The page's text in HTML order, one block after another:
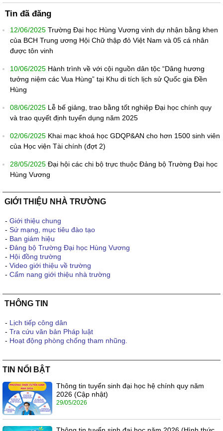
Tin đã đăng
12/06/2025 Trường Đại học Hùng Vương vinh dự nhận bằng khen
của BCH Trung ương Hội Chữ thập đỏ Việt Nam và 05 cá nhân
được tôn vinh
10/06/2025 Hành trình về với cội nguồn dân tộc “Dâng hương
tưởng niệm các Vua Hùng” tại Khu di tích lịch sử Quốc gia Đền
Hùng
08/06/2025 Lễ bế giảng, trao bằng tốt nghiệp Đại học chính quy
và trao quyết định tuyển dụng năm 2025
02/06/2025 Khai mạc khoá học GDQP&AN cho hơn 1500 sinh viên
của Học viện Tài chính (đợt 2)
28/05/2025 Đại hội các chi bộ trực thuộc Đảng bộ Trường Đại học
Hùng Vương
GIỚI THIỆU NHÀ TRƯỜNG
- Giới thiệu chung
- Sứ mạng, mục tiêu đào tạo
- Ban giám hiệu
- Đảng bộ Trường Đại học Hùng Vương
- Hội đồng trường
- Video giới thiệu về trường
- Cẩm nang giới thiệu nhà trường
THÔNG TIN
- Lịch tiếp công dân
- Tra cứu văn bản Pháp luật
- Hoạt động phòng chống tham nhũng.
TIN NỔI BẬT
Thông tin tuyển sinh đại học hệ chính quy năm
2026 (Cập nhật)
29/05/2026